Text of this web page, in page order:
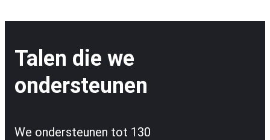
Talen die we
ondersteunen
We ondersteunen tot 130